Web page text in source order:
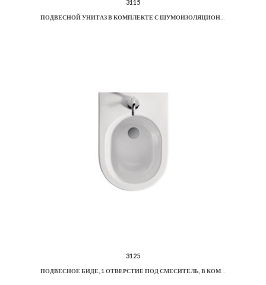
3115
ПОДВЕСНОЙ УНИТАЗ В КОМПЛЕКТЕ С ШУМОИЗОЛЯЦИОННОЙ ПЛАСТИНОЙ
3125
ПОДВЕСНОЕ БИДЕ, 1 ОТВЕРСТИЕ ПОД СМЕСИТЕЛЬ, В КОМПЛЕКТЕ С ШУМОИЗОЛЯЦИОННОЙ ПЛАСТИНОЙ